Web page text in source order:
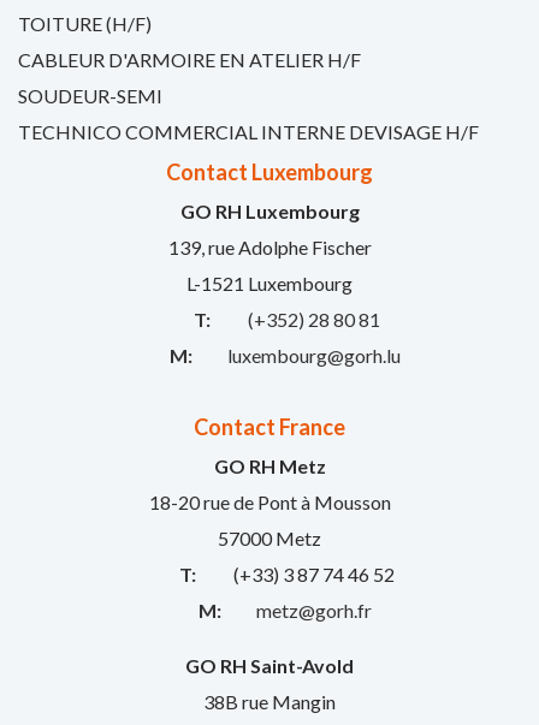
TOITURE (H/F)
CABLEUR D'ARMOIRE EN ATELIER H/F
SOUDEUR-SEMI
TECHNICO COMMERCIAL INTERNE DEVISAGE H/F
Contact Luxembourg
GO RH Luxembourg
139, rue Adolphe Fischer
L-1521 Luxembourg
T:
(+352) 28 80 81
M:
luxembourg@gorh.lu
Contact France
GO RH Metz
18-20 rue de Pont à Mousson
57000 Metz
T:
(+33) 3 87 74 46 52
M:
metz@gorh.fr
GO RH Saint-Avold
38B rue Mangin